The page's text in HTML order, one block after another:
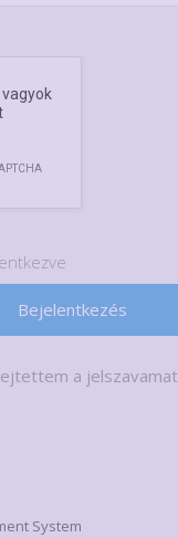
a jelszavamat
System